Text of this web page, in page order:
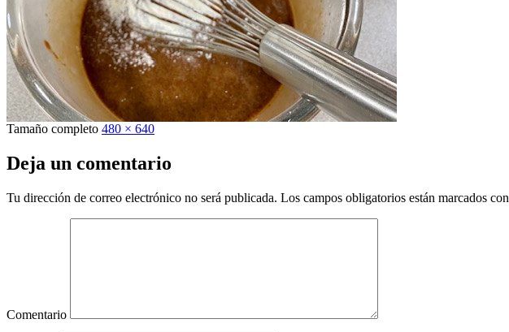
Tamaño completo 480 × 640
Deja un comentario
Tu dirección de correo electrónico no será publicada. Los campos obligatorios están marcados con
Comentario